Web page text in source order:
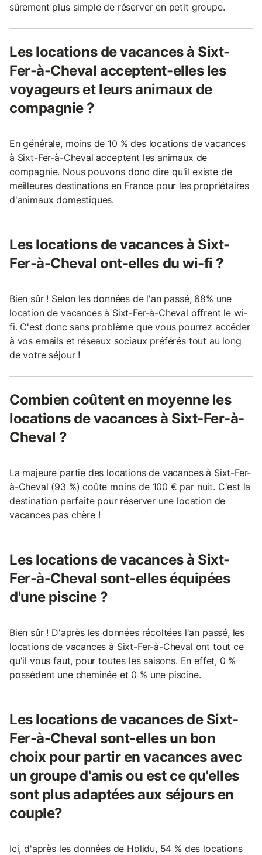
sûrement plus simple de réserver en petit groupe.
Les locations de vacances à Sixt-
Fer-à-Cheval acceptent-elles les
voyageurs et leurs animaux de
compagnie ?
En générale, moins de 10 % des locations de vacances
à Sixt-Fer-à-Cheval acceptent les animaux de
compagnie. Nous pouvons donc dire qu'il existe de
meilleures destinations en France pour les propriétaires
d'animaux domestiques.
Les locations de vacances à Sixt-
Fer-à-Cheval ont-elles du wi-fi ?
Bien sûr ! Selon les données de l'an passé, 68% une
location de vacances à Sixt-Fer-à-Cheval offrent le wi-
fi. C'est donc sans problème que vous pourrez accéder
à vos emails et réseaux sociaux préférés tout au long
de votre séjour !
Combien coûtent en moyenne les
locations de vacances à Sixt-Fer-à-
Cheval ?
La majeure partie des locations de vacances à Sixt-Fer-
à-Cheval (93 %) coûte moins de 100 € par nuit. C'est la
destination parfaite pour réserver une location de
vacances pas chère !
Les locations de vacances à Sixt-
Fer-à-Cheval sont-elles équipées
d'une piscine ?
Bien sûr ! D'après les données récoltées l'an passé, les
locations de vacances à Sixt-Fer-à-Cheval ont tout ce
qu'il vous faut, pour toutes les saisons. En effet, 0 %
possèdent une cheminée et 0 % une piscine.
Les locations de vacances de Sixt-
Fer-à-Cheval sont-elles un bon
choix pour partir en vacances avec
un groupe d'amis ou est ce qu'elles
sont plus adaptées aux séjours en
couple?
Ici, d'après les données de Holidu, 54 % des locations